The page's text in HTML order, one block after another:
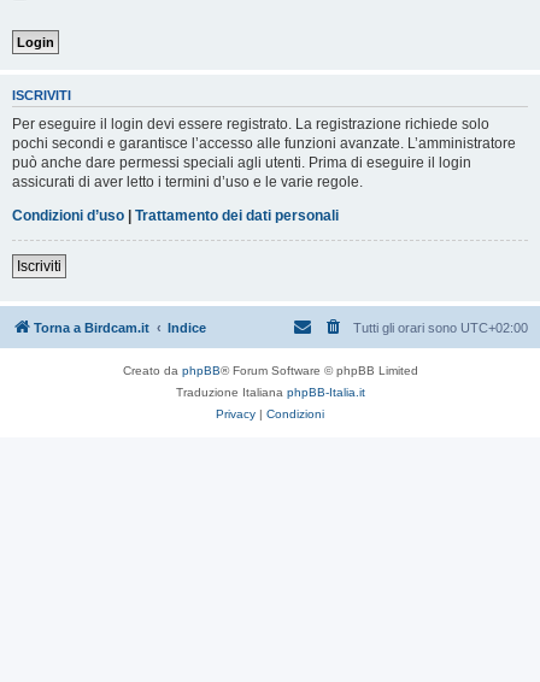
ISCRIVITI
Per eseguire il login devi essere registrato. La registrazione richiede solo
pochi secondi e garantisce l’accesso alle funzioni avanzate. L’amministratore
può anche dare permessi speciali agli utenti. Prima di eseguire il login
assicurati di aver letto i termini d’uso e le varie regole.
Condizioni d’uso | Trattamento dei dati personali
Iscriviti
Torna a Birdcam.it Indice Tutti gli orari sono UTC+02:00
Creato da phpBB® Forum Software © phpBB Limited
Traduzione Italiana phpBB-Italia.it
Privacy | Condizioni